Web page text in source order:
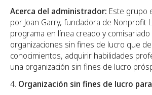
Acerca del administrador: Este grupo
por Joan Garry, fundadora de Nonprofit
programa en línea creado y
organizaciones sin fines de lucro que
conocimientos, adquirir habilidades
una organización sin fines de lucro
Organización sin fines de lucro